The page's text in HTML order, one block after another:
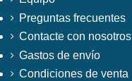
Preguntas frecuentes
Contacte con nosotros
Gastos de envío
Condiciones de venta